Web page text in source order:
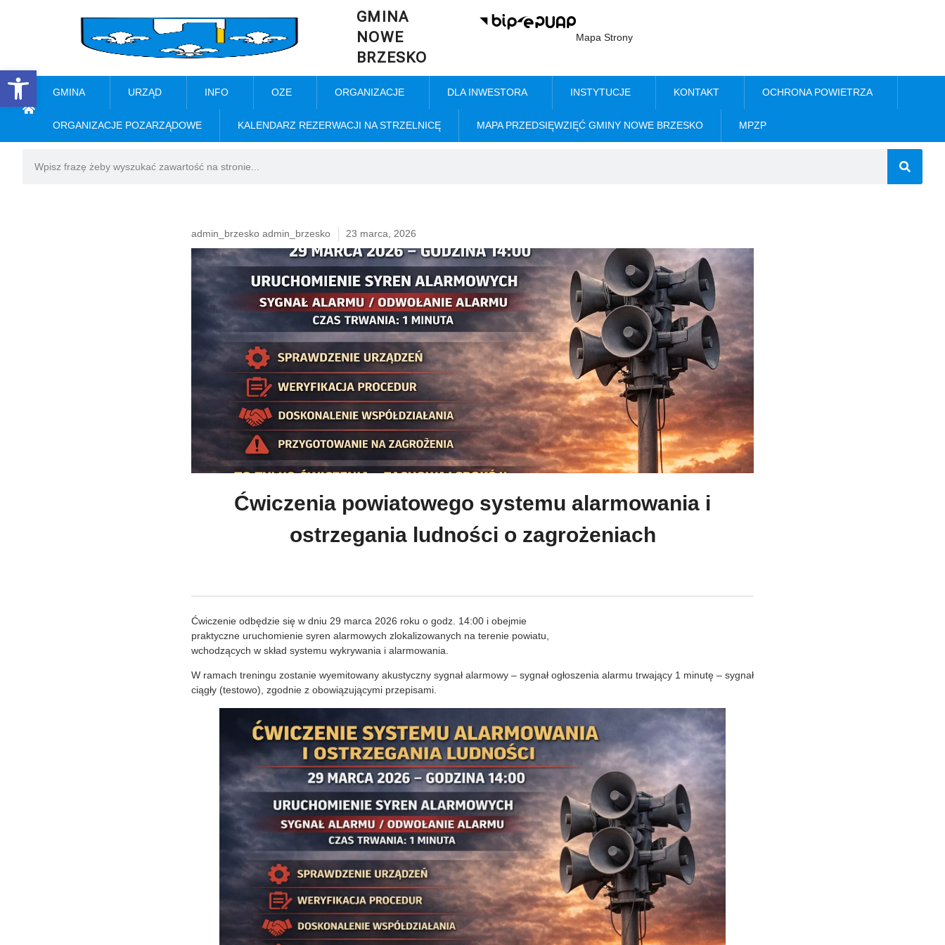
Open toolbar
GMINA
NOWE
BRZESKO
Mapa Strony
GMINA URZĄD INFO OZE ORGANIZACJE DLA INWESTORA INSTYTUCJE KONTAKT OCHRONA POWIETRZA
ORGANIZACJE POZARZĄDOWE KALENDARZ REZERWACJI NA STRZELNICĘ MAPA PRZEDSIĘWZIĘĆ GMINY NOWE BRZESKO MPZP
admin_brzesko admin_brzesko 23 marca, 2026
Ćwiczenia powiatowego systemu alarmowania i
ostrzegania ludności o zagrożeniach
Ćwiczenie odbędzie się w dniu 29 marca 2026 roku o godz. 14:00 i obejmie
praktyczne uruchomienie syren alarmowych zlokalizowanych na terenie powiatu,
wchodzących w skład systemu wykrywania i alarmowania.
W ramach treningu zostanie wyemitowany akustyczny sygnał alarmowy – sygnał ogłoszenia alarmu trwający 1 minutę – sygnał
ciągły (testowo), zgodnie z obowiązującymi przepisami.